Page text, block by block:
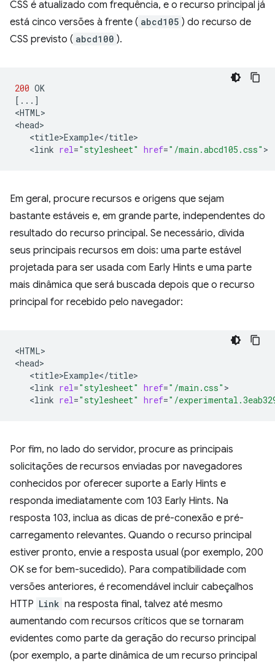
CSS é atualizado com frequência, e o recurso principal já
está cinco versões à frente ( abcd105 ) do recurso de
CSS previsto ( abcd100 ).
200
[ ... ]
<HTML>
<link rel="stylesheet" href="/main.abcd105.css"
Em geral, procure recursos e origens que sejam
bastante estáveis e, em grande parte, independentes do
resultado do recurso principal. Se necessário, divida
seus principais recursos em dois: uma parte estável
projetada para ser usada com Early Hints e uma parte
mais dinâmica que será buscada depois que o recurso
principal for recebido pelo navegador:
<HTML>
<link rel="stylesheet" href="/main.css"
<link rel="stylesheet" href="/
Por fim, no lado do servidor, procure as principais
solicitações de recursos enviadas por navegadores
conhecidos por oferecer suporte a Early Hints e
responda imediatamente com 103 Early Hints. Na
resposta 103, inclua as dicas de pré-conexão e pré-
carregamento relevantes. Quando o recurso principal
estiver pronto, envie a resposta usual (por exemplo, 200
OK se for bem-sucedido). Para compatibilidade com
versões anteriores, é recomendável incluir cabeçalhos
HTTP Link na resposta final, talvez até mesmo
aumentando com recursos críticos que se tornaram
evidentes como parte da geração do recurso principal
(por exemplo, a parte dinâmica de um recurso principal